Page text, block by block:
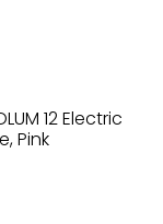
12 Electric
Pink